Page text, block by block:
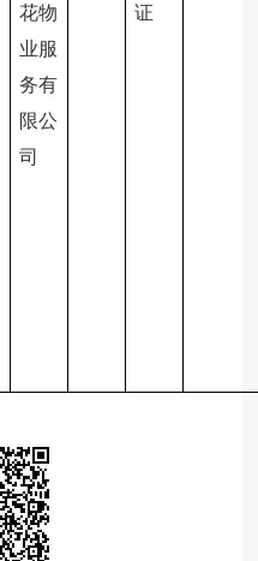
花物
业服
务有
限公
司
证